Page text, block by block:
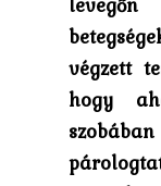
végzett
hogy